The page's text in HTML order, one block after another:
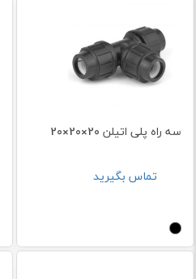
سه راه پلی اتیلن 20×20×20
تماس بگیرید